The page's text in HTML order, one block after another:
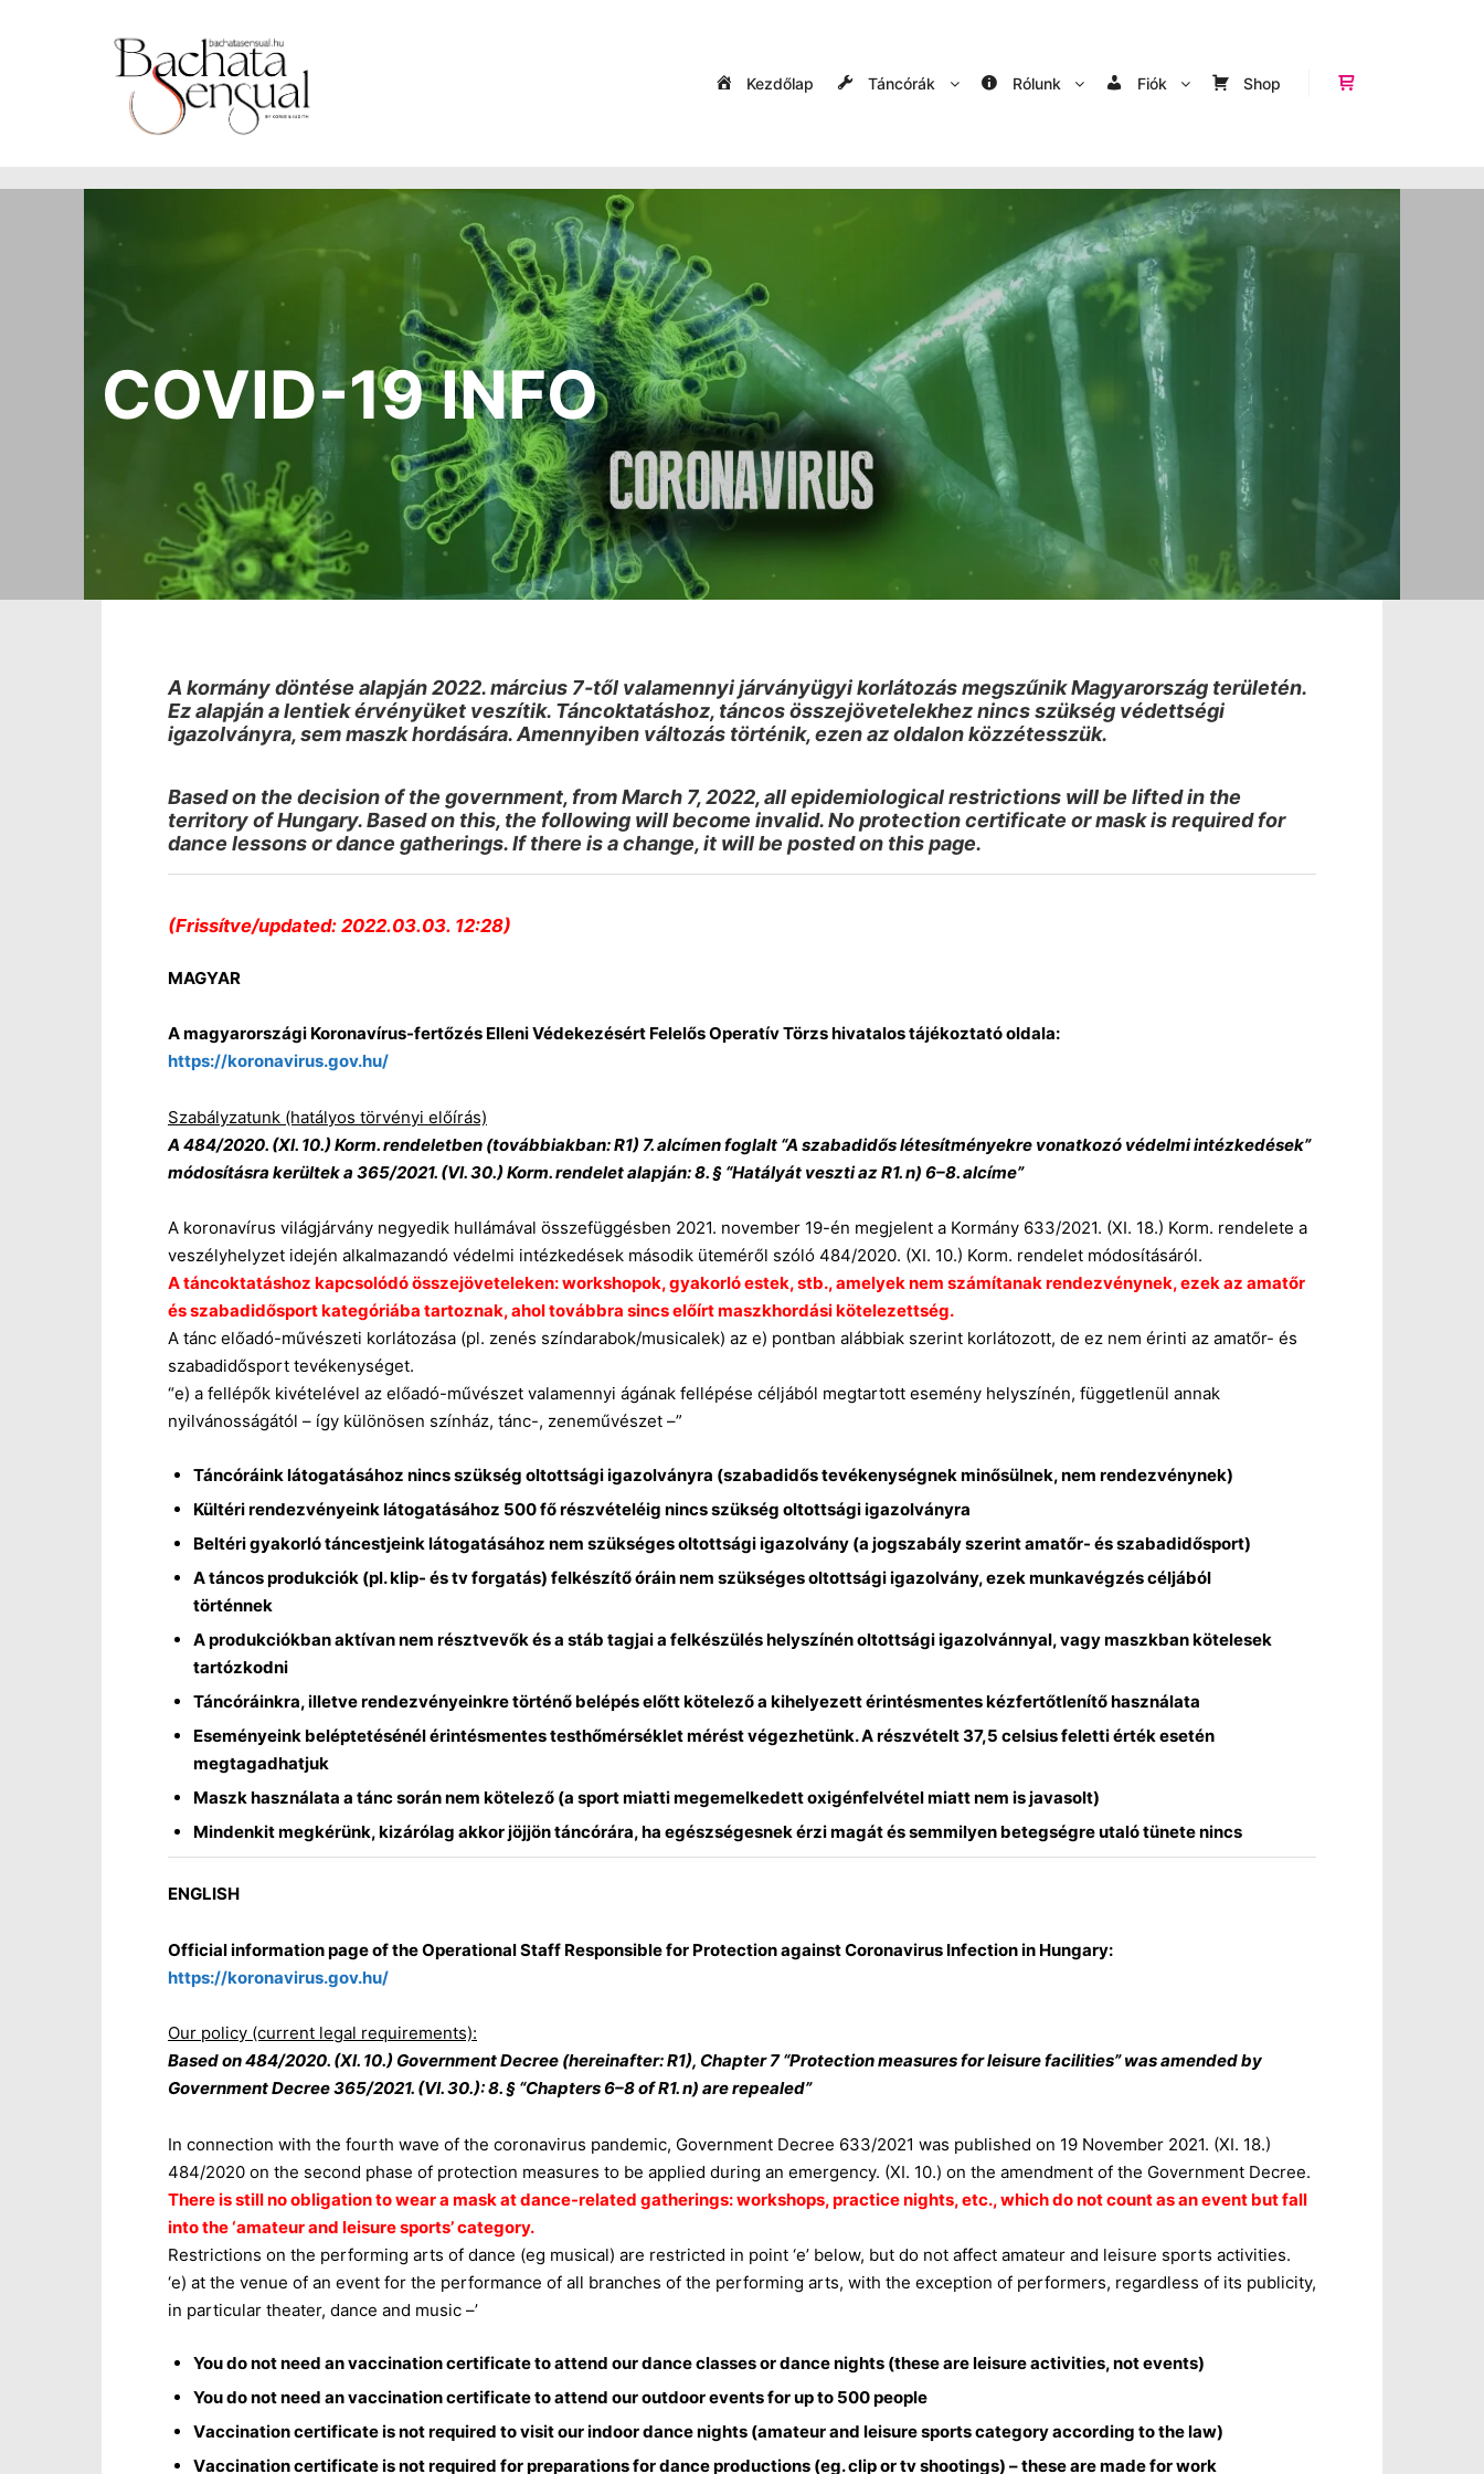
Kezdőlap Táncórák Rólunk Fiók Shop
COVID-19 INFO
A kormány döntése alapján 2022. március 7-től valamennyi járványügyi korlátozás megszűnik Magyarország területén.
Ez alapján a lentiek érvényüket veszítik. Táncoktatáshoz, táncos összejövetelekhez nincs szükség védettségi
igazolványra, sem maszk hordására. Amennyiben változás történik, ezen az oldalon közzétesszük.
Based on the decision of the government, from March 7, 2022, all epidemiological restrictions will be lifted in the
territory of Hungary. Based on this, the following will become invalid. No protection certificate or mask is required for
dance lessons or dance gatherings. If there is a change, it will be posted on this page.
(Frissítve/updated: 2022.03.03. 12:28)
MAGYAR
A magyarországi Koronavírus-fertőzés Elleni Védekezésért Felelős Operatív Törzs hivatalos tájékoztató oldala:
https://koronavirus.gov.hu/
Szabályzatunk (hatályos törvényi előírás)
A 484/2020. (XI. 10.) Korm. rendeletben (továbbiakban: R1) 7. alcímen foglalt “A szabadidős létesítményekre vonatkozó védelmi intézkedések”
módosításra kerültek a 365/2021. (VI. 30.) Korm. rendelet alapján:8. § “Hatályát veszti az R1. n) 6–8. alcíme”
A koronavírus világjárvány negyedik hullámával összefüggésben 2021. november 19-én megjelent a Kormány 633/2021. (XI. 18.) Korm. rendelete a
veszélyhelyzet idején alkalmazandó védelmi intézkedések második üteméről szóló 484/2020. (XI. 10.) Korm. rendelet módosításáról.
A táncoktatáshoz kapcsolódó összejöveteleken: workshopok, gyakorló estek, stb., amelyek nem számítanak rendezvénynek, ezek az amatőr
és szabadidősport kategóriába tartoznak, ahol továbbra sincs előírt maszkhordási kötelezettség.
A tánc előadó-művészeti korlátozása (pl. zenés színdarabok/musicalek) az e) pontban alábbiak szerint korlátozott, de ez nem érinti az amatőr- és
szabadidősport tevékenységet.
“e) a fellépők kivételével az előadó-művészet valamennyi ágának fellépése céljából megtartott esemény helyszínén, függetlenül annak
nyilvánosságától – így különösen színház, tánc-, zeneművészet –”
Táncóráink látogatásához nincs szükség oltottsági igazolványra (szabadidős tevékenységnek minősülnek, nem rendezvénynek)
Kültéri rendezvényeink látogatásához 500 fő részvételéig nincs szükség oltottsági igazolványra
Beltéri gyakorló táncestjeink látogatásához nem szükséges oltottsági igazolvány (a jogszabály szerint amatőr- és szabadidősport)
A táncos produkciók (pl. klip- és tv forgatás) felkészítő óráin nem szükséges oltottsági igazolvány, ezek munkavégzés céljából
történnek
A produkciókban aktívan nem résztvevők és a stáb tagjai a felkészülés helyszínén oltottsági igazolvánnyal, vagy maszkban kötelesek
tartózkodni
Táncóráinkra, illetve rendezvényeinkre történő belépés előtt kötelező a kihelyezett érintésmentes kézfertőtlenítő használata
Eseményeink beléptetésénél érintésmentes testhőmérséklet mérést végezhetünk. A részvételt 37,5 celsius feletti érték esetén
megtagadhatjuk
Maszk használata a tánc során nem kötelező (a sport miatti megemelkedett oxigénfelvétel miatt nem is javasolt)
Mindenkit megkérünk, kizárólag akkor jöjjön táncórára, ha egészségesnek érzi magát és semmilyen betegségre utaló tünete nincs
ENGLISH
Official information page of the Operational Staff Responsible for Protection against Coronavirus Infection in Hungary:
https://koronavirus.gov.hu/
Our policy (current legal requirements):
Based on 484/2020. (XI. 10.) Government Decree (hereinafter: R1), Chapter 7 “Protection measures for leisure facilities” was amended by
Government Decree 365/2021. (VI. 30.): 8. § “Chapters 6–8 of R1. n) are repealed”
In connection with the fourth wave of the coronavirus pandemic, Government Decree 633/2021 was published on 19 November 2021. (XI. 18.)
484/2020 on the second phase of protection measures to be applied during an emergency. (XI. 10.) on the amendment of the Government Decree.
There is still no obligation to wear a mask at dance-related gatherings: workshops, practice nights, etc., which do not count as an event but fall
into the ‘amateur and leisure sports’ category.
Restrictions on the performing arts of dance (eg musical) are restricted in point ‘e’ below, but do not affect amateur and leisure sports activities.
‘e) at the venue of an event for the performance of all branches of the performing arts, with the exception of performers, regardless of its publicity,
in particular theater, dance and music –’
You do not need an vaccination certificate to attend our dance classes or dance nights (these are leisure activities, not events)
You do not need an vaccination certificate to attend our outdoor events for up to 500 people
Vaccinationcertificate is not required to visit our indoor dance nights (amateur and leisure sportscategory according to the law)
Vaccinationcertificate is not required for preparations for dance productions (eg. clip or tv shootings) – these are made for work